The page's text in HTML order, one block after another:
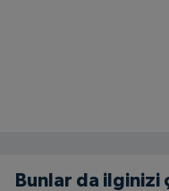
Bunlar da ilginizi